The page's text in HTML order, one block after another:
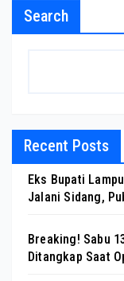
Search
Recent Posts
Eks Bupati
Jalani Sidang,
Breaking! Sabu
Ditangkap Saat